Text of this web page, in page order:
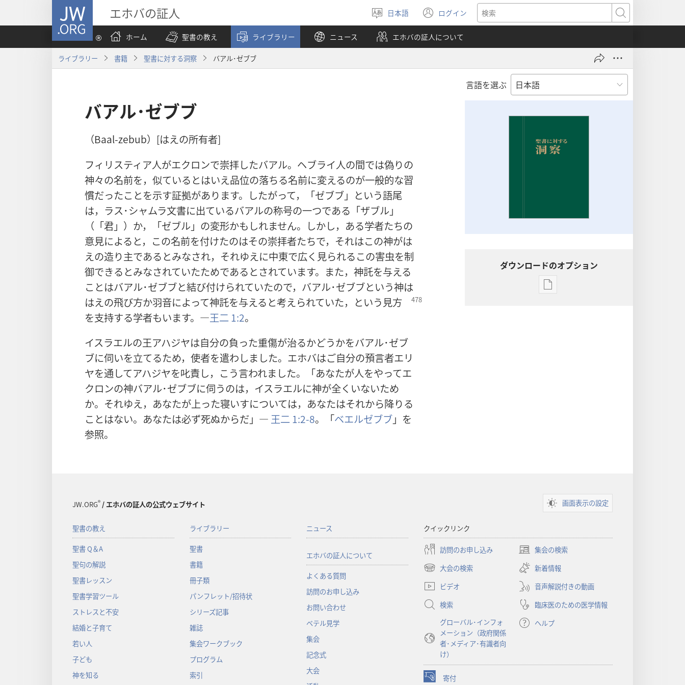
JW.ORG エホバの証人
言
語
を
選
日本語 ログイン
（新
し
い
タ
で
検
索
ホーム
聖書の教え ライブラリー ニュース エホバの証人について
ライブラリー 書籍 聖書に対する洞察 バアル･ゼブブ
言語を選ぶ
バアル･ゼブブ
（Baal-zebub）[はえの所有者]
フィリスティア人がエクロンで崇拝したバアル。ヘブライ人の間では偽りの
神々の名前を，似ているとはいえ品位の落ちる名前に変えるのが一般的な習
慣だったことを示す証拠があります。したがって，「ゼブブ」という語尾
は，ラス･シャムラ文書に出ているバアルの称号の一つである「ザブル」
（「君」）か，「ゼブル」の変形かもしれません。しかし，ある学者たちの
意見によると，この名前を付けたのはその崇拝者たちで，それはこの神がは
えの造り主であるとみなされ，それゆえに中東で広く見られるこの害虫を制
御できるとみなされていたためであるとされています。また，神託を与える
ことはバアル･ゼブブと結び付けられていたので，バアル･ゼブブという神は
はえの飛び方か羽音によって神託を与えると考えられていた，という見方
を支持する学者もいます。―王二 1:2。
イスラエルの王アハジヤは自分の負った重傷が治るかどうかをバアル･ゼブ
ブに伺いを立てるため，使者を遣わしました。エホバはご自分の預言者エリ
ヤを通してアハジヤを叱責し，こう言われました。「あなたが人をやってエ
クロンの神バアル･ゼブブに伺うのは，イスラエルに神が全くいないため
か。それゆえ，あなたが上った寝いすについては，あなたはそれから降りる
ことはない。あなたは必ず死ぬからだ」― 王二 1:2-8。「ベエルゼブブ」を
参照。
ダウンロードのオプション
出
対
す
察
JW.ORG®/ エホバの証人の公式ウェブサイト 画面表示の設定
聖書の教え
聖書 Q＆A
聖句の解説
聖書レッスン
聖書学習ツール
ストレスと不安
結婚と子育て
若い人
子ども
神を知る
ライブラリー
聖書
書籍
冊子類
パンフレット/招待状
シリーズ記事
雑誌
集会ワークブック
プログラム
索引
ニュース
エホバの証人について
よくある質問
訪問のお申し込み
お問い合わせ
ベテル見学
集会
記念式
大会
クイックリンク
訪問のお申し込み 集会の検索
（新
し
い
タ
ブ
で
開
く）
大会の検索
（新
し
タ
開
新着情報
ビデオ
音声解説付きの動画
検索
臨床医のための医学情報
グローバル･インフォ
メーション（政府関係
者･メディア･有識者向
け）
ヘルプ
寄付
（新